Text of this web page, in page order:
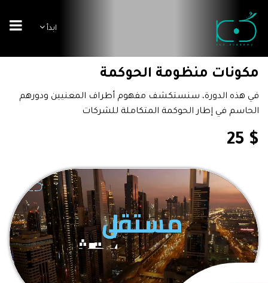
ابدأ
مكونات منظومة الحوكمة
في هذه الدورة، سنستكشف مفهوم أطراف المعنيين ودورهم
الحاسم في إطار الحوكمة المتكاملة للشركات
$ 25